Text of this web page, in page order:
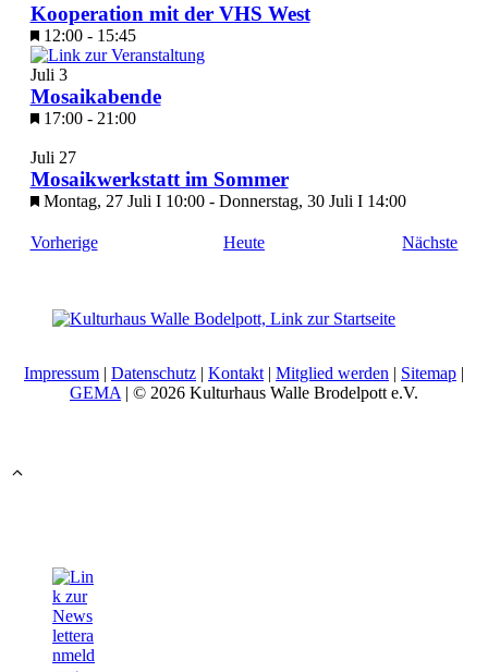
Kooperation mit der VHS West
12:00 - 15:45
Juli 3
Mosaikabende
17:00 - 21:00
Juli 27
Mosaikwerkstatt im Sommer
Montag, 27 Juli I 10:00- Donnerstag, 30 Juli I 14:00
VorherigeVeranstaltungen Heute Nächste
Impressum | Datenschutz | Kontakt | Mitglied werden | Sitemap |
GEMA | © 2026 Kulturhaus Walle Brodelpott e.V.